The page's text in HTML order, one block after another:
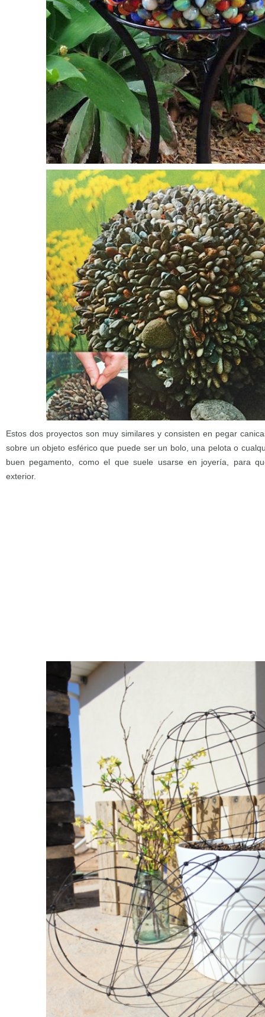
Estos dos proyectos son muy similares y consisten en pegar
sobre un objeto esférico que puede ser un bolo, una pelota o
buen pegamento, como el que suele usarse en joyería, para
exterior.